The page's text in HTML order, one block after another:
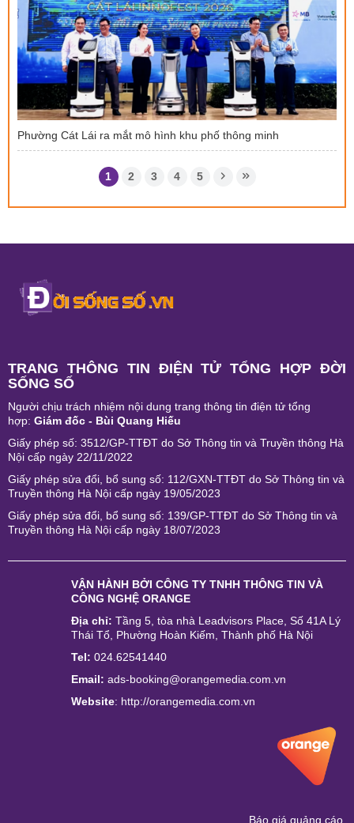
Phường Cát Lái ra mắt mô hình khu phố thông minh
1 2 3 4 5
TRANG THÔNG TIN ĐIỆN TỬ TỔNG HỢP ĐỜI
SỐNG SỐ
Người chịu trách nhiệm nội dung trang thông tin điện tử tổng
hợp: Giám đốc - Bùi Quang Hiếu
Giấy phép số: 3512/GP-TTĐT do Sở Thông tin và Truyền thông Hà
Nội cấp ngày 22/11/2022
Giấy phép sửa đổi, bổ sung số: 112/GXN-TTĐT do Sở Thông tin và
Truyền thông Hà Nội cấp ngày 19/05/2023
Giấy phép sửa đổi, bổ sung số: 139/GP-TTĐT do Sở Thông tin và
Truyền thông Hà Nội cấp ngày 18/07/2023
VẬN HÀNH BỞI CÔNG TY TNHH THÔNG TIN VÀ
CÔNG NGHỆ ORANGE
Địa chỉ: Tầng 5, tòa nhà Leadvisors Place, Số 41A Lý
Thái Tổ, Phường Hoàn Kiếm, Thành phố Hà Nội
Tel: 024.62541440
Email: ads-booking@orangemedia.com.vn
Website: http://orangemedia.com.vn
Báo giá quảng cáo